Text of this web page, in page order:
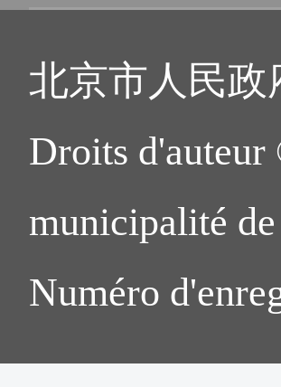
北京市人民政
Droits d'auteur
municipalité
Numéro